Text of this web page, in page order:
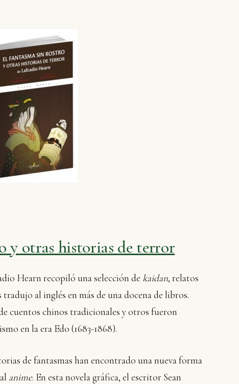
y otras historias de terror
Hearn recopiló una selección de kaidan, relatos
al inglés en más de una docena de libros.
cuentos chinos tradicionales y otros fueron
en la era Edo (1683-1868).
de fantasmas han encontrado una nueva forma
anime. En esta novela gráfica, el escritor Sean